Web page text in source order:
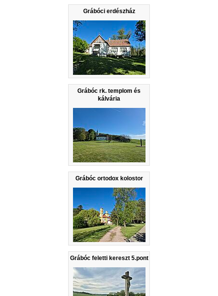
Grábóci erdészház
Grábóc rk. templom és
kálvária
Grábóc ortodox kolostor
Grábóc feletti kereszt 5.pont